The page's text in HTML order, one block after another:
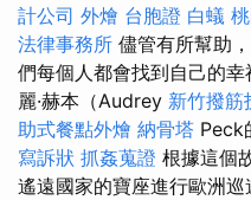
計公司 外燴 台胞證 白蟻
法律事務所 儘管有所幫助
們每個人都會找到自己的
麗·赫本（Audrey 新竹撥筋
助式餐點外燴 納骨塔 Peck
寫訴狀 抓姦蒐證 根據這個
遙遠國家的寶座進行歐洲巡